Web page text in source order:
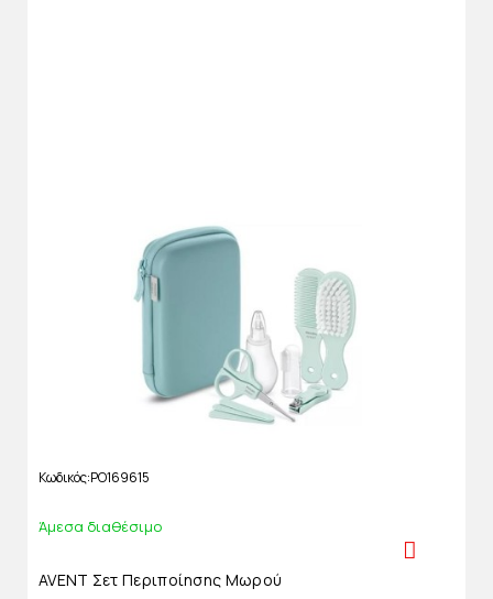
Κωδικός PO169615
Άμεσα διαθέσιμο
AVENT Σετ Περιποίησης Μωρού